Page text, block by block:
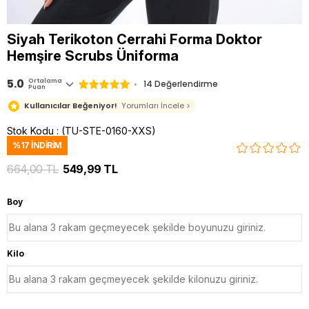
Siyah Terikoton Cerrahi Forma Doktor
Hemşire Scrubs Üniforma
5.0 Ortalama
Puan 14 Değerlendirme
Kullanıcılar Beğeniyor! Yorumları İncele >
Stok Kodu (TU-STE-0160-XXS)
%17 İNDIRIM
664,00 TL 549,99 TL
Boy
Kilo